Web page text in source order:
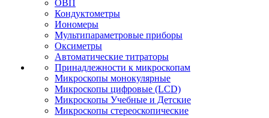
ОВП
Кондуктометры
Иономеры
Мультипараметровые приборы
Оксиметры
Автоматические титраторы
Принадлежности к микроскопам
Микроскопы монокулярные
Микроскопы цифровые (LCD)
Микроскопы Учебные и Детские
Микроскопы стереоскопические